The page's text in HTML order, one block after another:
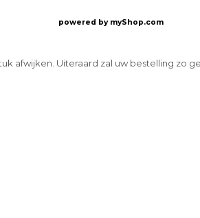
powered by myShop.com
afwijken. Uiteraard zal uw bestelling zo